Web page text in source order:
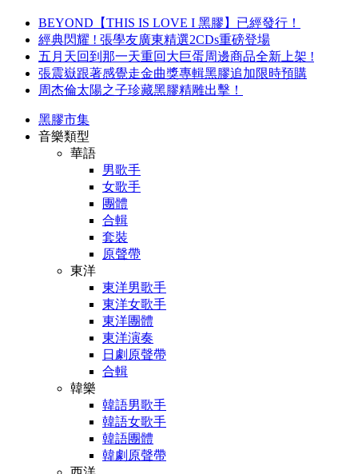
BEYOND【THIS IS LOVE I 黑膠】已經發行！
經典閃耀 ! 張學友廣東精選2CDs重磅登場
五月天回到那一天重回大巨蛋周邊商品全新上架 !
張震嶽跟著感覺走金曲獎專輯黑膠追加限時預購
周杰倫太陽之子珍藏黑膠精雕出擊！
黑膠市集
音樂類型
華語
男歌手
女歌手
團體
合輯
套裝
原聲帶
東洋
東洋男歌手
東洋女歌手
東洋團體
東洋演奏
日劇原聲帶
合輯
韓樂
韓語男歌手
韓語女歌手
韓語團體
韓劇原聲帶